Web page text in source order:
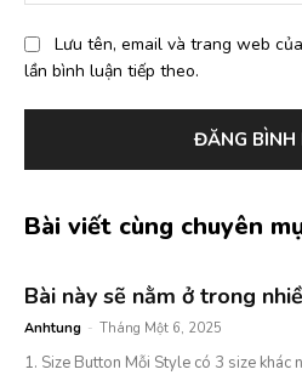
Lưu tên, email và trang web
lần bình luận tiếp theo.
Bài viết cùng chuyên
Bài này sẽ nằm ở trong
Anhtung - Tháng Một 6, 2025
1. Size Button Mỗi Style có 3 size khác